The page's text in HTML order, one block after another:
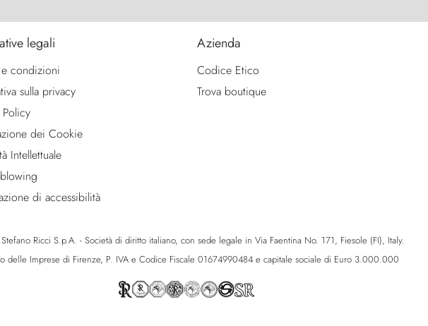
legali
e condizioni
sulla privacy
dei Cookie
Intellettuale
di accessibilità
Azienda
Codice Etico
Trova boutique
Ricci S.p.A. - Società di diritto italiano, con sede legale in Via Faentina No. 171, Fiesole (FI), Italy.
delle Imprese di Firenze, P. IVA e Codice Fiscale 01674990484 e capitale sociale di Euro 3.000.000